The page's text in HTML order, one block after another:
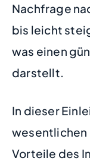
Nachfrage
bis leicht
was einen
darstellt.
In dieser
wesentlichen
Vorteile des